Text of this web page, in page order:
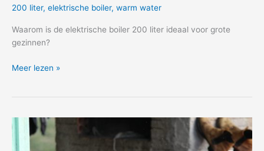
200 liter, elektrische boiler, warm water
Waarom is de elektrische boiler 200 liter ideaal voor grote
gezinnen?
Waarom
voor
de
Meer lezen »